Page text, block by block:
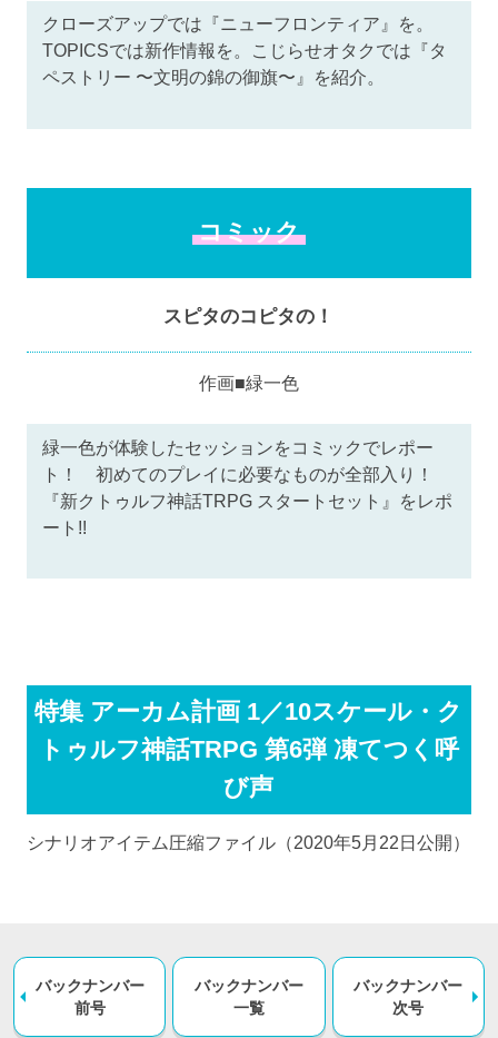
クローズアップでは『ニューフロンティア』を。
TOPICSでは新作情報を。こじらせオタクでは『タ
ペストリー 〜文明の錦の御旗〜』を紹介。
コミック
スピタのコピタの！
作画■緑一色
緑一色が体験したセッションをコミックでレポー
ト！ 初めてのプレイに必要なものが全部入り！
『新クトゥルフ神話TRPG スタートセット』をレポ
ート!!
特集 アーカム計画 1／10スケール・ク
トゥルフ神話TRPG 第6弾 凍てつく呼
び声
シナリオアイテム圧縮ファイル（2020年5月22日公開）
バックナンバー
前号
バックナンバー
一覧
バックナンバー
次号